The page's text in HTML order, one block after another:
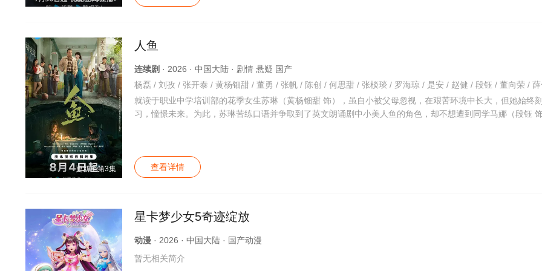
更新至第3集
人鱼
连续剧 · 2026 · 中国大陆 · 剧情 悬疑 国产
就读于职业中学培训部的花季女生苏琳（黄杨钿甜 饰），虽自小被父母忽视，在艰苦环境中长大，但她始终
习，憧憬未来。为此，苏琳苦练口语并争取到了英文朗诵剧中小美人鱼的角色，却不想遭到同学马娜（段钰 饰
查看详情
星卡梦少女5奇迹绽放
动漫 · 2026 · 中国大陆 · 国产动漫
暂无相关简介